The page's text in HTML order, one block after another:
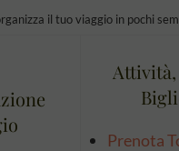
il tuo viaggio in pochi
Prenota